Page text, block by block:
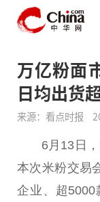
万亿粉面
日均出货
来源：看点时报
6月13日
本次米粉交易
企业、超